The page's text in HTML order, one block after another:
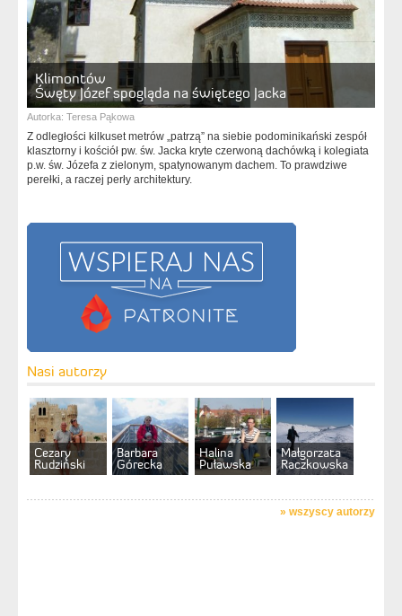
Klimontów
Śwęty Józef spogląda na świętego Jacka
Autorka: Teresa Pąkowa
Z odległości kilkuset metrów „patrzą” na siebie podominikański zespół
klasztorny i kościół pw. św. Jacka kryte czerwoną dachówką i kolegiata
p.w. św. Józefa z zielonym, spatynowanym dachem. To prawdziwe
perełki, a raczej perły architektury.
Nasi autorzy
Cezary
Rudziński
Barbara
Górecka
Halina
Puławska
Małgorzata
Raczkowska
» wszyscy autorzy